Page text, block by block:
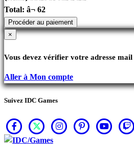
Total: â¬ 62
Procéder au paiement
×
Vous devez vérifier votre adresse
Aller à Mon compte
Suivez IDC Games